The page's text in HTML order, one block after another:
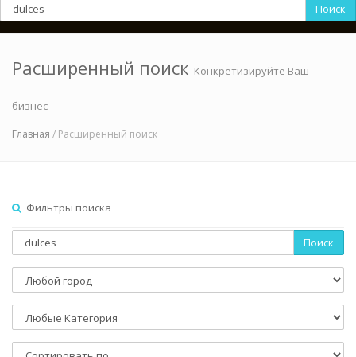
Поиск
Расширенный поиск Конкретизируйте Ваш
бизнес
Главная / Расширенный поиск
Фильтры поиска
Поиск